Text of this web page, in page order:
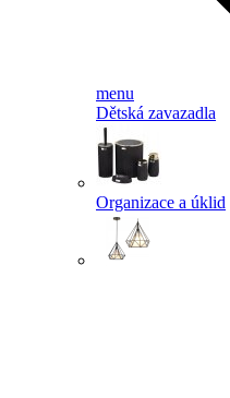
menu
Dětská zavazadla
Organizace a úklid